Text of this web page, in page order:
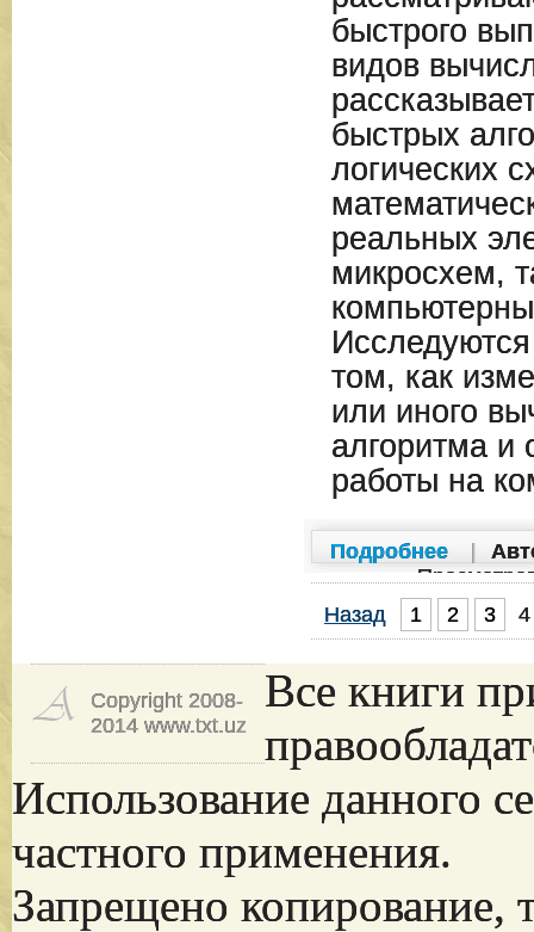
быстрого
видов
быстрых
логических
реальных
микросхем,
том, как
или иного
алгоритма и
работы на
Подробнее
Назад
1 2 3 4
Copyright 2008-
2014 www.txt.uz
Все книги
Использование данного
частного применения.
Запрещено копирование,